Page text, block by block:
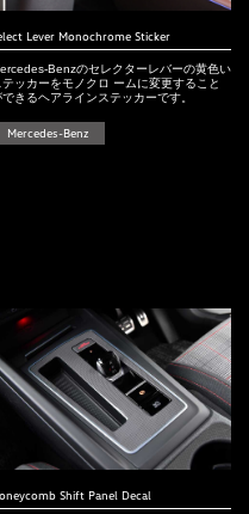
Lever Monochrome Sticker
Benzのセレクターレバーの黄色い
テッカーをモノクロ ームに変更すること
できるヘアラインステッカーです。
Mercedes-Benz
Shift Panel Decal